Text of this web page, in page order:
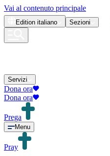
Vai al contenuto principale
Edition italiano Sezioni
Servizi
Dona ora
Dona ora
Prega
Menu
Pray